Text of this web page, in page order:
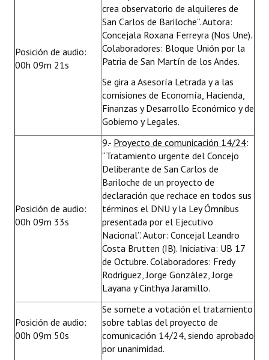
Posición de audio:
00h 09m 21s
crea observatorio de alquileres de
San Carlos de Bariloche”. Autora:
Concejala Roxana Ferreyra (Nos Une).
Colaboradores: Bloque Unión por la
Patria de San Martín de los Andes.
Se gira a Asesoría Letrada y a las
comisiones de Economía, Hacienda,
Finanzas y Desarrollo Económico y de
Gobierno y Legales.
Posición de audio:
00h 09m 33s
9.- Proyecto de comunicación 14/24:
“Tratamiento urgente del Concejo
Deliberante de San Carlos de
Bariloche de un proyecto de
declaración que rechace en todos sus
términos el DNU y la Ley Ómnibus
presentada por el Ejecutivo
Nacional”. Autor: Concejal Leandro
Costa Brutten (IB). Iniciativa: UB 17
de Octubre. Colaboradores: Fredy
Rodriguez, Jorge González, Jorge
Layana y Cinthya Jaramillo.
Posición de audio:
00h 09m 50s
Se somete a votación el tratamiento
sobre tablas del proyecto de
comunicación 14/24, siendo aprobado
por unanimidad.